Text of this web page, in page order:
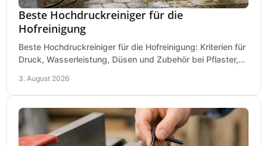
Beste Hochdruckreiniger für die
Hofreinigung
Beste Hochdruckreiniger für die Hofreinigung: Kriterien für
Druck, Wasserleistung, Düsen und Zubehör bei Pflaster,
3. August 2026